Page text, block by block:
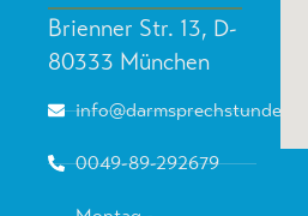
Brienner Str. 13, D-
80333 München
info@darmsprechstunde.de
0049-89-292679